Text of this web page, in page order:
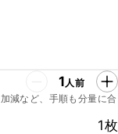
1人前
減など、手順も分量に合
1枚